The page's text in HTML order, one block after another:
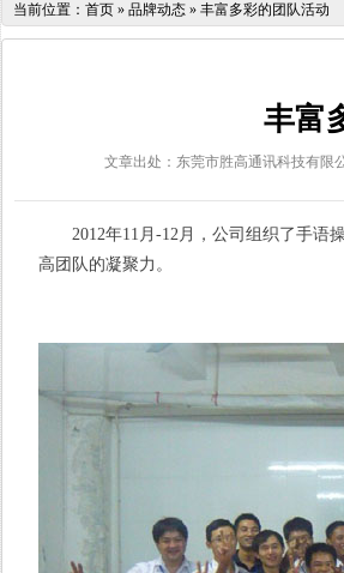
当前位置： 首页 » 品牌动态 » 丰富多彩的团队活动
丰富
文章出处：东莞市胜高通讯科技有限
2012年11月-12月，公司组织了手语
高团队的凝聚力。